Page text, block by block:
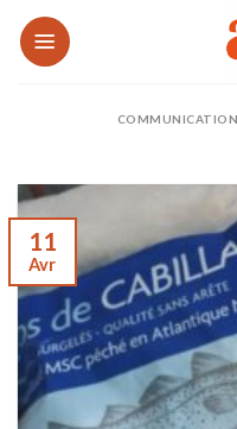
Passer
au
COMMUNICATION
11
Avr